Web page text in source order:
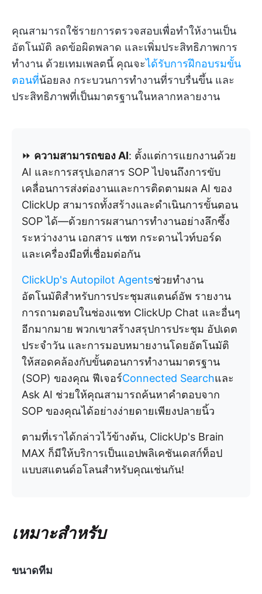
คุณสามารถใช้รายการตรวจสอบเพื่อทำให้งานเป็น
อัตโนมัติ ลดข้อผิดพลาด และเพิ่มประสิทธิภาพการ
ทำงาน ด้วยเทมเพลตนี้ คุณจะได้รับการฝึกอบรมขั้น
ตอนที่น้อยลง กระบวนการทำงานที่ราบรื่นขึ้น และ
ประสิทธิภาพที่เป็นมาตรฐานในหลากหลายงาน
⏩ ความสามารถของ AI: ตั้งแต่การแยกงานด้วย
AI และการสรุปเอกสาร SOP ไปจนถึงการขับ
เคลื่อนการส่งต่องานและการติดตามผล AI ของ
ClickUp สามารถทั้งสร้างและดำเนินการขั้นตอน
SOP ได้—ด้วยการผสานการทำงานอย่างลึกซึ้ง
ระหว่างงาน เอกสาร แชท กระดานไวท์บอร์ด
และเครื่องมือที่เชื่อมต่อกัน
ClickUp's Autopilot Agentsช่วยทำงาน
อัตโนมัติสำหรับการประชุมสแตนด์อัพ รายงาน
การถามตอบในช่องแชท ClickUp Chat และอื่นๆ
อีกมากมาย พวกเขาสร้างสรุปการประชุม อัปเดต
ประจำวัน และการมอบหมายงานโดยอัตโนมัติ
ให้สอดคล้องกับขั้นตอนการทำงานมาตรฐาน
(SOP) ของคุณ ฟีเจอร์Connected Searchและ
Ask AI ช่วยให้คุณสามารถค้นหาคำตอบจาก
SOP ของคุณได้อย่างง่ายดายเพียงปลายนิ้ว
ตามที่เราได้กล่าวไว้ข้างต้น, ClickUp's Brain
MAX ก็มีให้บริการเป็นแอปพลิเคชันเดสก์ท็อป
แบบสแตนด์อโลนสำหรับคุณเช่นกัน!
เหมาะสำหรับ
ขนาดทีม